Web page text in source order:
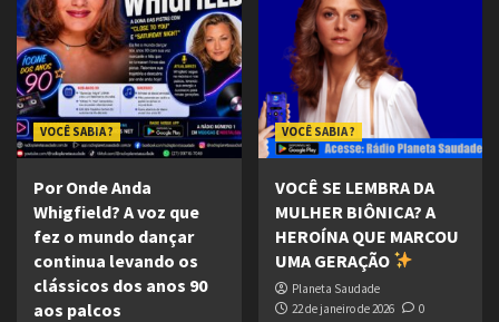
VOCÊ SABIA ?
Por Onde Anda
Whigfield? A voz que
fez o mundo dançar
continua levando os
clássicos dos anos 90
aos palcos
VOCÊ SABIA ?
VOCÊ SE LEMBRA DA
MULHER BIÔNICA? A
HEROÍNA QUE MARCOU
UMA GERAÇÃO
Planeta Saudade
22 de janeiro de 2026
0